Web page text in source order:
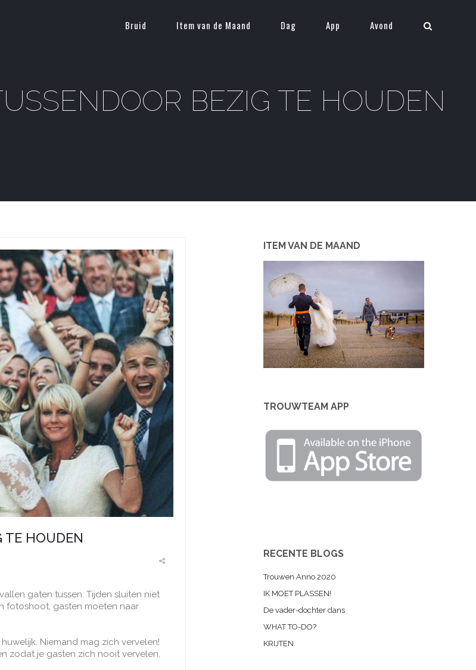
Bruid Item van de Maand Dag App Avond
BEZIG TE HOUDEN
TE HOUDEN
gaten tussen. Tijden sluiten niet
fotoshoot, gasten moeten naar
Niemand mag zich vervelen!
zodat je gasten zich nooit vervelen.
ITEM VAN DE MAAND
TROUWTEAM APP
RECENTE BLOGS
Trouwen Anno 2020
IK MOET PLASSEN!
De vader-dochter dans
WHAT TO-DO?
KRIJTEN